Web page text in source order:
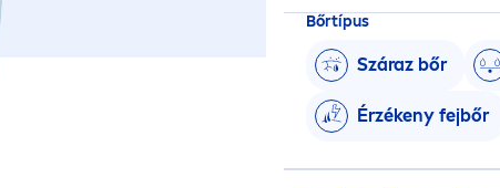
Bőrtípus
Száraz bőr
Érzékeny fejbőr